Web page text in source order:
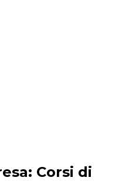
Esperienze
Corsi di